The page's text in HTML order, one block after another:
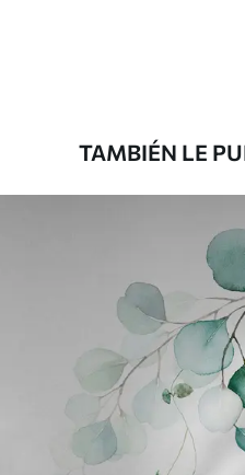
Vinilo Premium
1990.001194.00$U/m²
TAMBIÉN LE